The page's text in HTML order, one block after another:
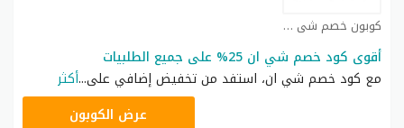
كوبون خصم شي ان كوبون
أقوى كود خصم شي ان 25% على جميع الطلبيات
مع كود خصم شي ان، استفد من تخفيض إضافي على...أكثر
عرض الكوبون